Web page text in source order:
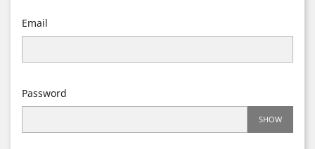
Email
Password
SHOW